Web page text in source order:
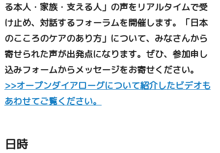
る本人・家族・支える人」の声をリアルタイムで受
け止め、対話するフォーラムを開催します。「日本
のこころのケアのあり方」について、みなさんから
寄せられた声が出発点になります。ぜひ、参加申し
込みフォームからメッセージをお寄せください。
>>オープンダイアローグについて紹介したビデオも
あわせてご覧ください。
日時